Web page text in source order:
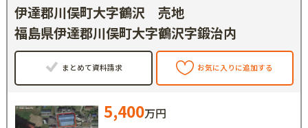
伊達郡川俣町大字鶴沢 売地
福島県伊達郡川俣町大字鶴沢字鍛治内
まとめて資料請求 お気に入りに追加する
5,400万円